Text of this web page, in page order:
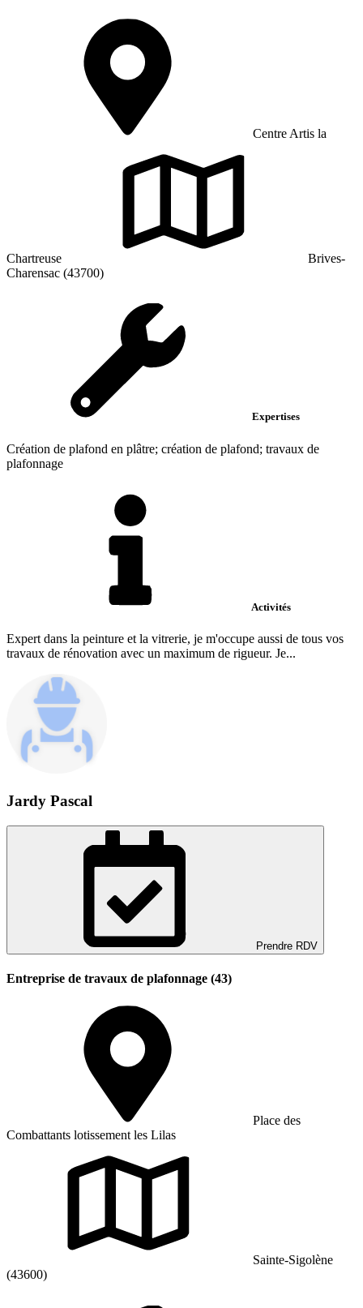
Centre Artis la
Chartreuse
Brives-
Charensac (43700)
Expertises
Création de plafond en plâtre; création de plafond; travaux de
plafonnage
Activités
Expert dans la peinture et la vitrerie, je m'occupe aussi de tous vos
travaux de rénovation avec un maximum de rigueur. Je...
Jardy Pascal
Prendre RDV
Entreprise de travaux de plafonnage (43)
Place des
Combattants lotissement les Lilas
Sainte-Sigolène
(43600)